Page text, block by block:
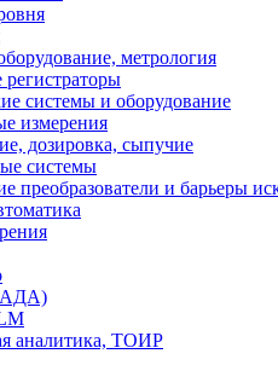
метрология
системы и оборудование
измерения
дозировка, сыпучие
системы
преобразователи и барьеры
аналитика, ТОИР